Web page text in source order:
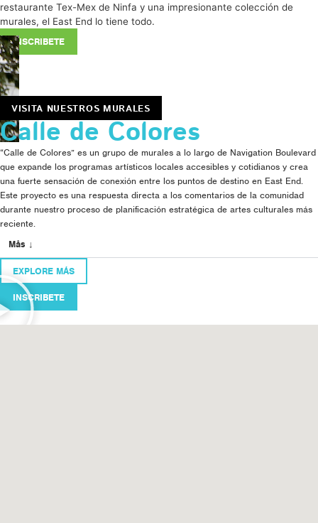
restaurante Tex-Mex de Ninfa y una impresionante colección de
murales, el East End lo tiene todo.
INSCRIBETE
VISITA NUESTROS MURALES
Calle de Colores
“Calle de Colores” es un grupo de murales a lo largo de Navigation Boulevard
que expande los programas artísticos locales accesibles y cotidianos y crea
una fuerte sensación de conexión entre los puntos de destino en East End.
Este proyecto es una respuesta directa a los comentarios de la comunidad
durante nuestro proceso de planificación estratégica de artes culturales más
reciente.
Mås ↓
EXPLORE MÁS
INSCRIBETE